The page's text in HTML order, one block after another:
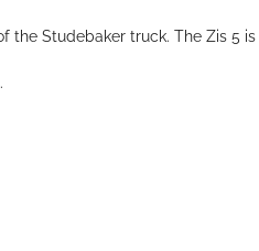
the Studebaker truck. The Zis 5